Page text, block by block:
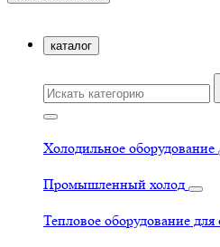
каталог
Холодильное оборудование
Промышленный холод
Тепловое оборудование